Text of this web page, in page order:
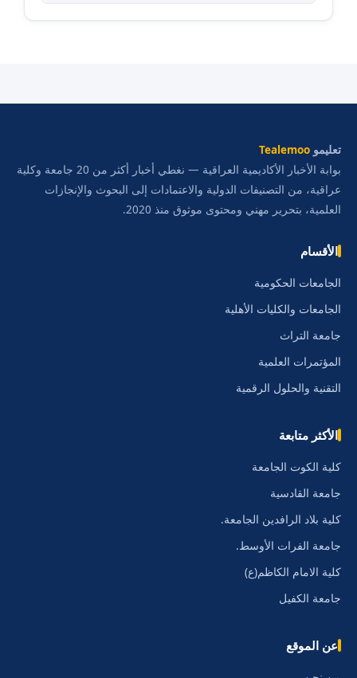
تعليمو Tealemoo
بوابة الأخبار الأكاديمية العراقية — نغطي أخبار أكثر من 20 جامعة وكلية
عراقية، من التصنيفات الدولية والاعتمادات إلى البحوث والإنجازات
العلمية، بتحرير مهني ومحتوى موثوق منذ 2020.
الأقسام
الجامعات الحكومية
الجامعات والكليات الأهلية
جامعة التراث
المؤتمرات العلمية
التقنية والحلول الرقمية
الأكثر متابعة
كلية الكوت الجامعة
جامعة القادسية
كلية بلاد الرافدين الجامعة.
جامعة الفرات الأوسط.
كلية الامام الكاظم(ع)
جامعة الكفيل
عن الموقع